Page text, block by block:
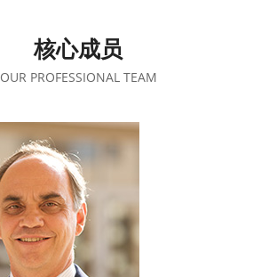
核心成员
OUR PROFESSIONAL TEAM